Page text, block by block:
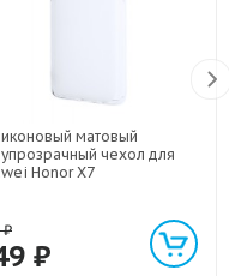
матовый
чехол для
Honor X7
₽
₽